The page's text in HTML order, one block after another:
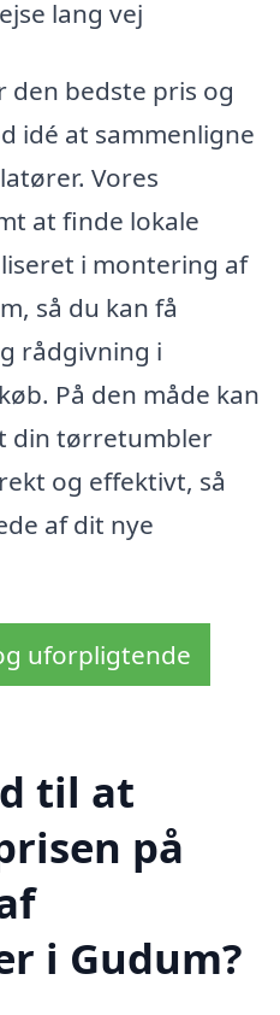
lang vej
den bedste pris og
idé at sammenligne
Vores
at finde lokale
i montering af
så du kan få
rådgivning i
På den måde kan
din tørretumbler
og effektivt, så
af dit nye
uforpligtende
til at
på
i Gudum?